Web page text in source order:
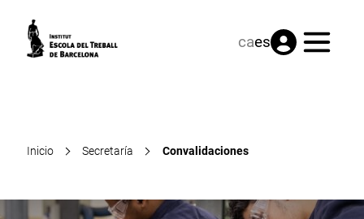
caes Menú
Inicio Secretaría Convalidaciones